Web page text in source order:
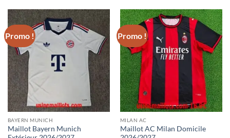
40.00€.
16.90€.
40.00€.16.90€.
Promo !
BAYERN MUNICH
Maillot Bayern Munich
Promo !
MILAN AC
Maillot AC Milan Domicile